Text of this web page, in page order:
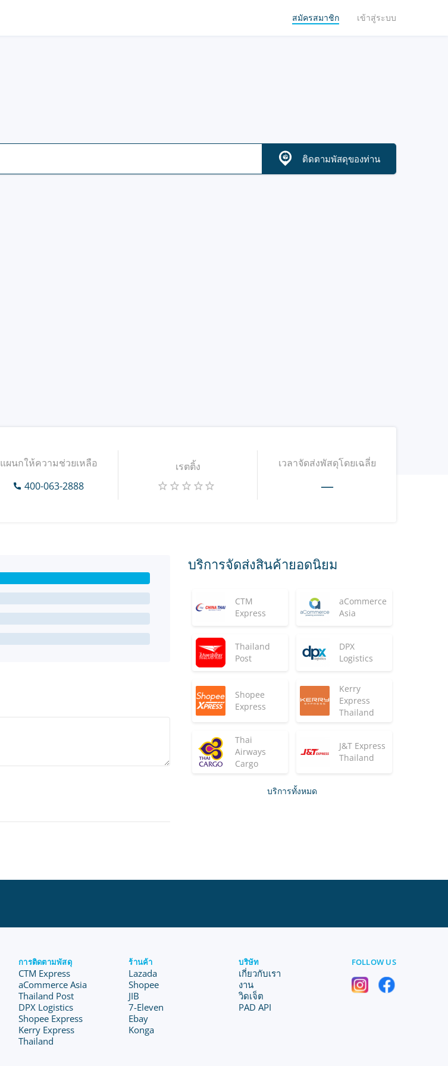
สมัครสมาชิก เข้าสู่ระบบ
ติดตามพัสดุของท่าน
แผนกให้ความช่วยเหลือ
400-063-2888
เรตติ้ง เวลาจัดส่งพัสดุโดยเฉลี่ย
—
บริการจัดส่งสินค้ายอดนิยม
CTM
Express
aCommerce
Asia
Thailand
Post
DPX
Logistics
Shopee
Express
Kerry
Express
Thailand
Thai
Airways
Cargo
J&T Express
Thailand
บริการทั้งหมด
การติดตามพัสดุ
CTM Express
aCommerce Asia
Thailand Post
DPX Logistics
Shopee Express
Kerry Express
Thailand
ร้านค้า
Lazada
Shopee
JIB
7-Eleven
Ebay
Konga
บริษัท
เกี่ยวกับเรา
งาน
วิดเจ็ต
PAD API
FOLLOW US